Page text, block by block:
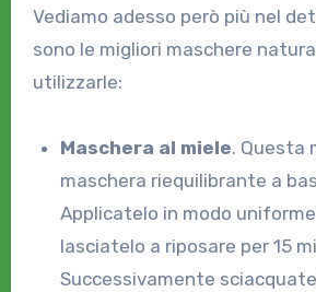
Vediamo adesso però più nel
sono le migliori maschere
utilizzarle:
Maschera al miele. Questa
maschera riequilibrante a
Applicatelo in modo
lasciatelo a riposare per 15
Successivamente